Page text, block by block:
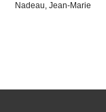
Nadeau, Jean-Marie